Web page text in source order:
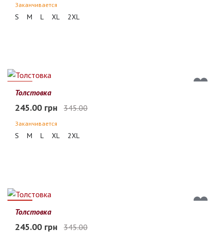
Заканчивается
S M L XL 2XL
29%
Толстовка
245.00 грн 345.00
Заканчивается
S M L XL 2XL
29%
Толстовка
245.00 грн 345.00